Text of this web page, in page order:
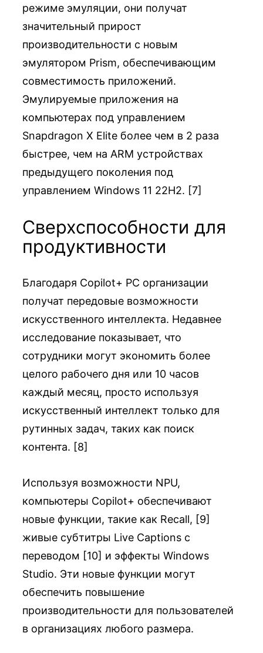
режиме эмуляции, они получат
значительный прирост
производительности с новым
эмулятором Prism, обеспечивающим
совместимость приложений.
Эмулируемые приложения на
компьютерах под управлением
Snapdragon X Elite более чем в 2 раза
быстрее, чем на ARM устройствах
предыдущего поколения под
управлением Windows 11 22H2. [7]
Сверхспособности для
продуктивности
Благодаря Copilot+ PC организации
получат передовые возможности
искусственного интеллекта. Недавнее
исследование показывает, что
сотрудники могут экономить более
целого рабочего дня или 10 часов
каждый месяц, просто используя
искусственный интеллект только для
рутинных задач, таких как поиск
контента. [8]
Используя возможности NPU,
компьютеры Copilot+ обеспечивают
новые функции, такие как Recall, [9]
живые субтитры Live Captions с
переводом [10] и эффекты Windows
Studio. Эти новые функции могут
обеспечить повышение
производительности для пользователей
в организациях любого размера.